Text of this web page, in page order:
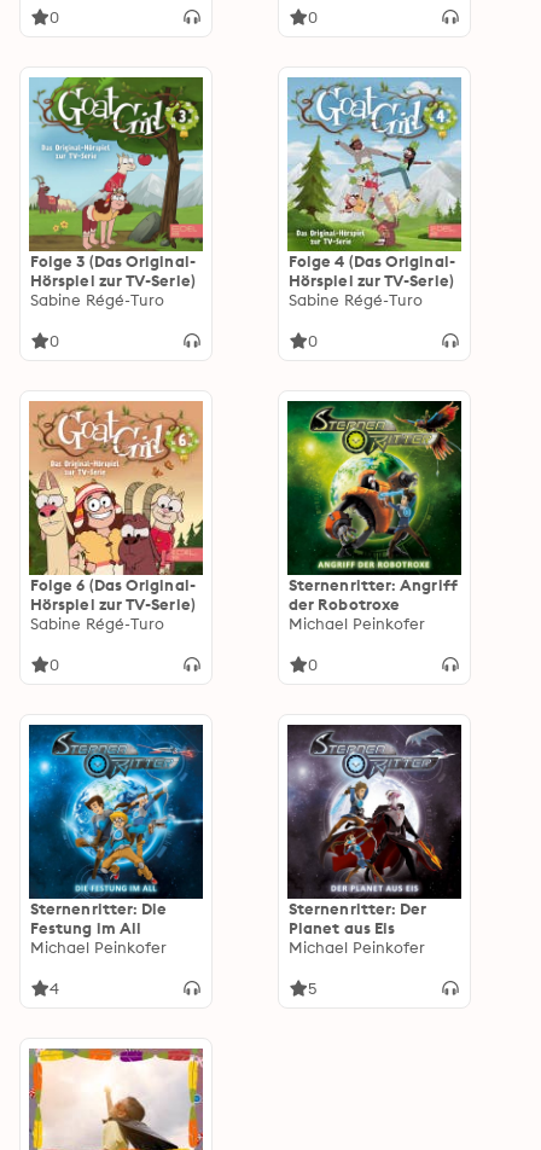
0 0
Folge 3 (Das Original-
Hörspiel zur TV-Serie)
Sabine Régé-Turo
0
Folge 4 (Das Original-
Hörspiel zur TV-Serie)
Sabine Régé-Turo
0
Folge 6 (Das Original-
Hörspiel zur TV-Serie)
Sabine Régé-Turo
0
Sternenritter: Angriff
der Robotroxe
Michael Peinkofer
0
Sternenritter: Die
Festung im All
Michael Peinkofer
4
Sternenritter: Der
Planet aus Eis
Michael Peinkofer
5